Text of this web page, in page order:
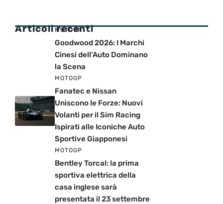
Articoli recenti
MOTOGP
Goodwood 2026: I Marchi
Cinesi dell’Auto Dominano
la Scena
MOTOGP
Fanatec e Nissan
Uniscono le Forze: Nuovi
Volanti per il Sim Racing
Ispirati alle Iconiche Auto
Sportive Giapponesi
MOTOGP
Bentley Torcal: la prima
sportiva elettrica della
casa inglese sarà
presentata il 23 settembre